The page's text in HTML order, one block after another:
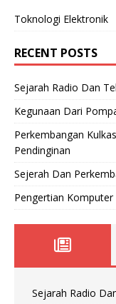
Toknologi Elektronik
RECENT POSTS
Sejarah Radio Dan
Kegunaan Dari
Perkembangan
Pendinginan
Sejerah Dan
Pengertian
Sejarah Radio